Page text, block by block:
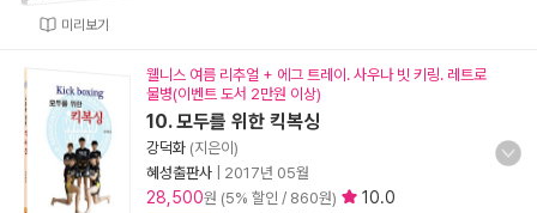
미리보기
웰니스 여름 리추얼 + 에그 트레이. 사우나 빗 키링. 레트로
물병(이벤트 도서 2만원 이상)
10. 모두를 위한 킥복싱
강덕화 (지은이)
혜성출판사
2017년 05월
28,500원 (5% 할인 / 860원) 10.0